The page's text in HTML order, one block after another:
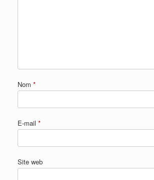
Nom *
E-mail *
Site web